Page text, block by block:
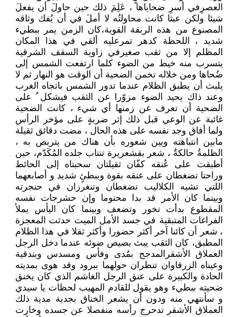
العصرِفي أسرِ ضحاياها ، عَلِمَ ذلك حين حاولَ أن يفعلَ
شيئا ولكن عبثا كانت محاولتُه لا أملَ في أن يُفك وثاقه
المصنوع من هذه الربقة القوية،كان الزمن يمر ببطيء
شديد ، اللحظة كدهر تمرعليه ألقي في هذا المكان
المظلم إلا من ثقب صغيرفي زاوية السقف الشرقية
يتسرب منه خيط من الضوء كلما ارتفعت الشمس إلى
ضُحاها ومن خلاله تخمن الضحية أن الوقت هو النهار ثم لا
يلبث أن يطبق الظلام عندما تدور الشمس باتجاه الغرب
وعند ذاك يحيد الضوء مزوّرا عن الثقب فيشكل ُ على
الضحية أن تعرف عن زمنها أي شيء ، كانت الضحية
غائبة عن الوعي قبل ذلك إثر ضربةٍ على مؤخر الرأس
ولما أفاق وجد نفسه على هذه الحال ، مضت دقائق ثقيلة
مابين انتباهته وبين شعوره بأن هناك من يتربص به ،
الظلمةُ حالكةٌ ، شعر بقشعريرة تنتاب جلده المُكَدّم، حين
أطبقت على عُنقه كفّان ثقيلتان سحبتاه إلى الحائط
وراحتا تضغطان على عنقه بقوة وببطئٍ شديد و أصابعهما
اللتي تشبه الكلاليب تضغطان وتنغرزان في حنجرته
وبينما كان الأمر قد بدا محتوما وإن حشرجات نفسه
المقطوع بدأت تخور وتضعف وبينما كان اليأس يملأ
الفراغات المتبقية في جسد الأمل الميت حدثت المعجزة
، شعر أن كائنا آخر أكثر حضورا وأكثر ثقلا في هذا الظلام
المطبق، كان الثقب يبث بصيص ضوئه عندما دخل الرجل
العملاق الأشقرالمدجج بمُدى وفأس ومسدس وبندقية
وعيناه الزرقاوان تنظران حولهما ببرود وقد هوى بمديته
الحادة والكبيرة على عنق الرجل الغاشم الذي كان يخنق
ضحيته ببطيء وهو يقول للقادم المهيب لحظات يا سيدي
و سأنتهي منه ودون أن يشعر الخناق بجدية مدية ذلك
العملاق الأشقر تدحرج رأسه منفصلا عن جسده وخارت